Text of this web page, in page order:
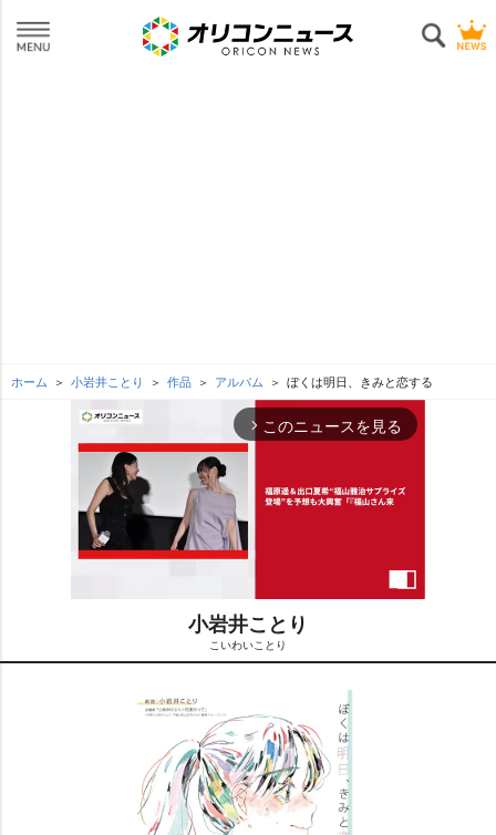
ホーム 小岩井ことり 作品 アルバム ぼくは明日、きみと恋する
arrow_forward_ios このニュースを見る
M
t
小岩井ことり
こいわいことり